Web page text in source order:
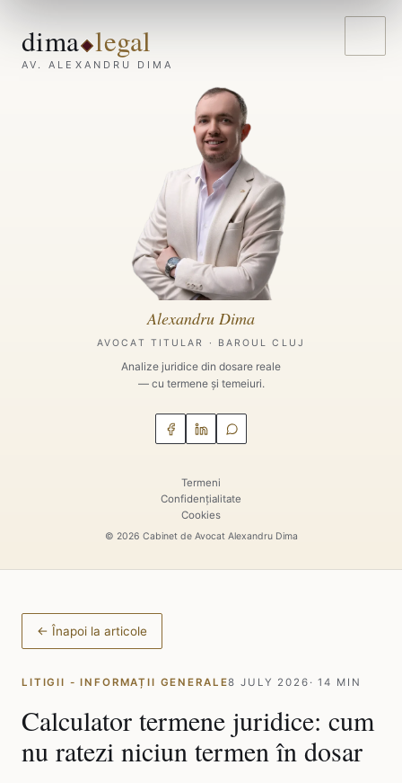
dima legal
AV. ALEXANDRU DIMA
Alexandru Dima
AVOCAT TITULAR · BAROUL CLUJ
Analize juridice din dosare reale
— cu termene și temeiuri.
Termeni
Confidențialitate
Cookies
© 2026 Cabinet de Avocat Alexandru Dima
← Înapoi la articole
LITIGII - INFORMAȚII GENERALE8 JULY 2026 · 14 MIN
Calculator termene juridice: cum
nu ratezi niciun termen în dosar